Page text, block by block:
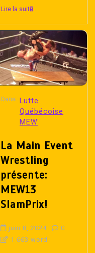
Lire la suite
Dans
Lutte
Québécoise
MEW
La Main Event
Wrestling
présente:
MEW13
SlamPrix!
juin 8, 2024
0
1 663 word